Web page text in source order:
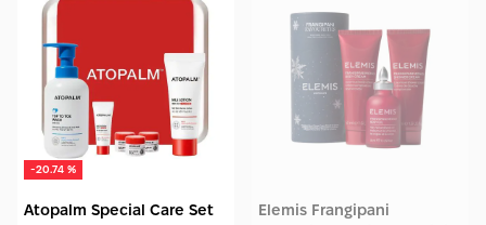
-20.74 %
Atopalm Special Care Set
Elemis Frangipani